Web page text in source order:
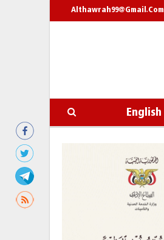
Althawrah99@gmail.com
English